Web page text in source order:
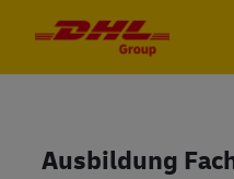
Ausbildung